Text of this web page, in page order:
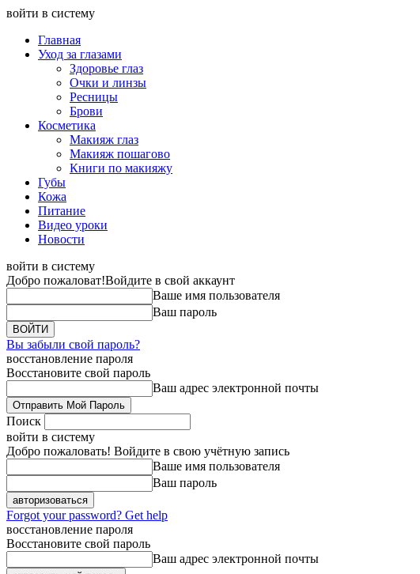
войти в систему
Главная
Уход за глазами
Здоровье глаз
Очки и линзы
Ресницы
Брови
Косметика
Макияж глаз
Макияж пошагово
Книги по макияжу
Губы
Кожа
Питание
Видео уроки
Новости
войти в систему
Добро пожаловат!Войдите в свой аккаунт
Ваше имя пользователя
Ваш пароль
Вы забыли свой пароль?
восстановление пароля
Восстановите свой пароль
Ваш адрес электронной почты
Поиск
войти в систему
Добро пожаловать! Войдите в свою учётную запись
Ваше имя пользователя
Ваш пароль
Forgot your password? Get help
восстановление пароля
Восстановите свой пароль
Ваш адрес электронной почты